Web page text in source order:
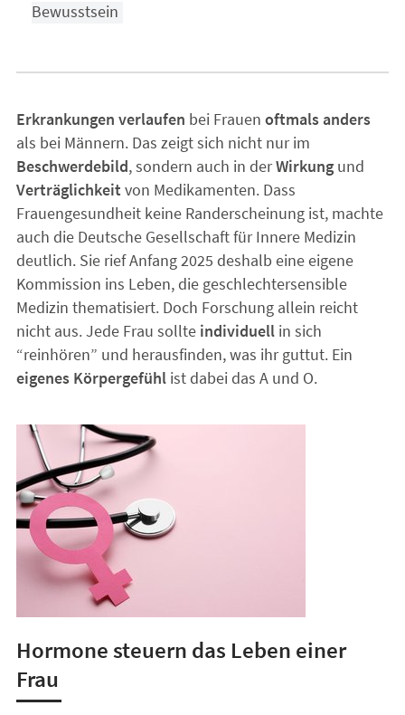
Bewusstsein
Erkrankungen verlaufen bei Frauen oftmals anders
als bei Männern. Das zeigt sich nicht nur im
Beschwerdebild, sondern auch in derWirkungund
Verträglichkeit von Medikamenten. Dass
Frauengesundheit keine Randerscheinung ist, machte
auch die Deutsche Gesellschaft für Innere Medizin
deutlich. Sie rief Anfang 2025 deshalb eine eigene
Kommission ins Leben, die geschlechtersensible
Medizin thematisiert. Doch Forschung allein reicht
nicht aus. Jede Frau sollte individuellin sich
“reinhören” und herausfinden, was ihr guttut. Ein
eigenes Körpergefühlist dabei das A und O.
Hormone steuern das Leben einer
Frau